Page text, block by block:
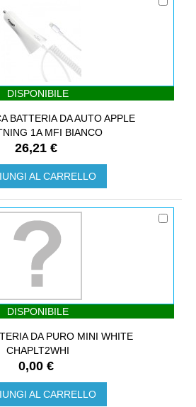
DISPONIBILE
BATTERIA DA AUTO APPLE
1A MFI BIANCO
26,21 €
AL CARRELLO
DISPONIBILE
DA PURO MINI WHITE
CHAPLT2WHI
0,00 €
AL CARRELLO